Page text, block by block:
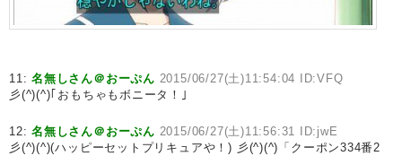
11:名無しさん＠おーぷん 2015/06/27(土)11:54:04 ID:VFQ
彡(^)(^)｢おもちゃもボニータ！｣
12:名無しさん＠おーぷん 2015/06/27(土)11:56:31 ID:jwE
彡(^)(^)(ハッピーセットプリキュアや！) 彡(^)(^)「クーポン334番2